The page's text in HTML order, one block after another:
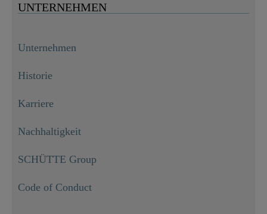
UNTERNEHMEN
Unternehmen
Historie
Karriere
Nachhaltigkeit
SCHÜTTE Group
Code of Conduct